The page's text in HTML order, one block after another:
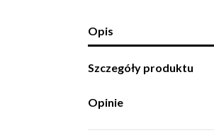
Opis
Szczegóły produktu
Opinie